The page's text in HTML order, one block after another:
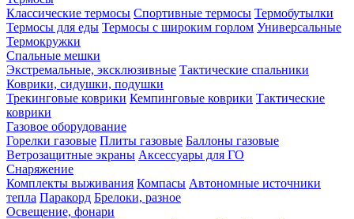
Классические термосы Спортивные термосы Термобутылки
Термосы для еды Термосы с широким горлом Универсальные
Термокружки
Спальные мешки
Экстремальные, эксклюзивные Тактические спальники
Коврики, сидушки, подушки
Трекинговые коврики Кемпинговые коврики Тактические
коврики
Газовое оборудование
Горелки газовые Плиты газовые Баллоны газовые
Ветрозащитные экраны Аксессуары для ГО
Снаряжение
Комплекты выживания Компасы Автономные источники
тепла Паракорд Брелоки, разное
Освещение, фонари